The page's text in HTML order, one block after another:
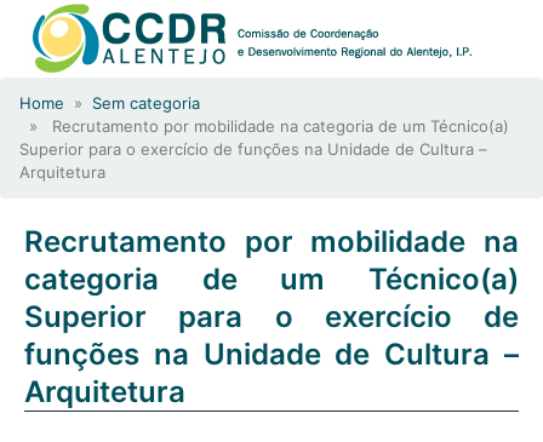
Home » Sem categoria
» Recrutamento por mobilidade na categoria de um Técnico(a)
Superior para o exercício de funções na Unidade de Cultura –
Arquitetura
Recrutamento por mobilidade na
categoria de um Técnico(a)
Superior para o exercício de
funções na Unidade de Cultura –
Arquitetura